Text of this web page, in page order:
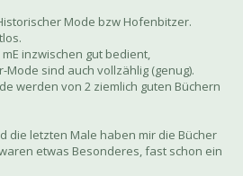
Mode bzw Hofenbitzer.
inzwischen gut bedient,
sind auch vollzählig (genug).
werden von 2 ziemlich guten Büchern
die letzten Male haben mir die Bücher
etwas Besonderes, fast schon ein